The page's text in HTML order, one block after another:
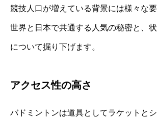
競技人口が増えている背景には様々な要
世界と日本で共通する人気の秘密と、
について掘り下げます。
アクセス性の高さ
バドミントンは道具としてラケットと